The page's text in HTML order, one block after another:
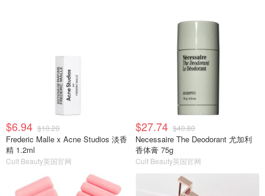
$6.94 $10.20
Frederic Malle x Acne Studios 淡香
精 1.2ml
Cult Beauty英国官网
$27.74 $40.80
Necessaire The Deodorant 尤加利
香体膏 75g
Cult Beauty英国官网